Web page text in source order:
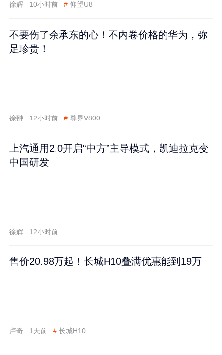
徐辉 10小时前 # 仰望U8
不要伤了余承东的心！不内卷价格的华为，弥
足珍贵！
徐翀 12小时前 # 尊界V800
上汽通用2.0开启“中方”主导模式，凯迪拉克变
中国研发
徐辉 12小时前
售价20.98万起！长城H10叠满优惠能到19万
卢奇 1天前 # 长城H10